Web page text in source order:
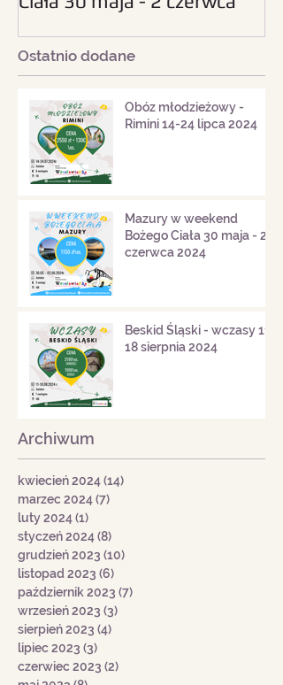
Ostatnio dodane
Obóz młodzieżowy -
Rimini 14-24 lipca 2024
Mazury w weekend
Bożego Ciała 30 maja - 2
czerwca 2024
Beskid Śląski - wczasy 11-
18 sierpnia 2024
Archiwum
kwiecień 2024(14)
marzec 2024(7)
luty 2024(1)
styczeń 2024(8)
grudzień 2023 (10)
listopad 2023 (6)
październik 2023 (7)
wrzesień 2023 (3)
sierpień 2023 (4)
lipiec 2023 (3)
czerwiec 2023 (2)